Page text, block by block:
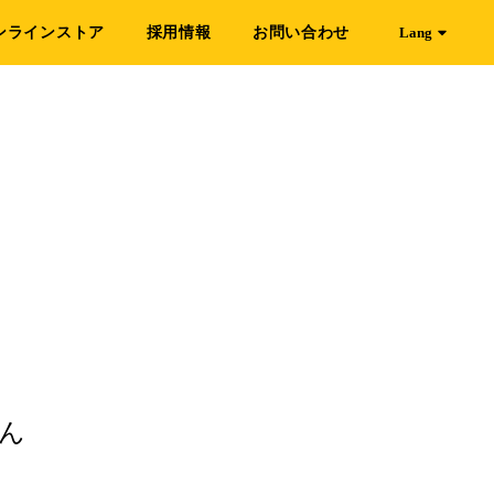
ラインストア 採用情報 お問い合わせ Lang